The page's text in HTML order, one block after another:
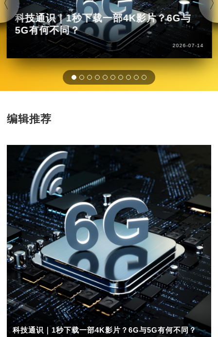
科技通识｜1秒下载一部4K影片？6G与
5G有何不同？
2026-07-14
编辑推荐
科技通识｜1秒下载一部4K影片？6G与5G有何不同？